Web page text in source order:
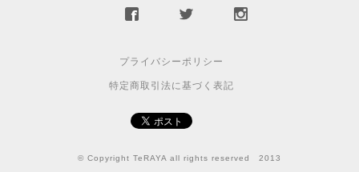
プライバシーポリシー
特定商取引法に基づく表記
© Copyright TeRAYA all rights reserved 2013